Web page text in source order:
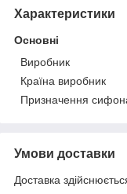
Характеристики
Основні
Виробник
Країна виробник
Призначення
Умови доставки
Доставка